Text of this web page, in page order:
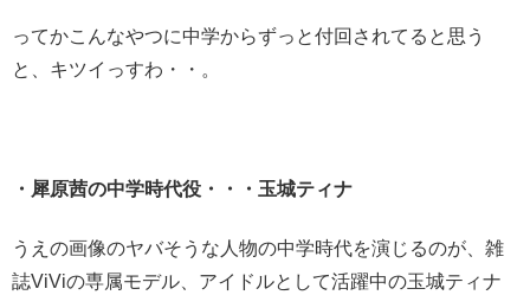
ってかこんなやつに中学からずっと付回されてると思う
と、キツイっすわ・・。
・犀原茜の中学時代役・・・玉城ティナ
うえの画像のヤバそうな人物の中学時代を演じるのが、雑
誌ViViの専属モデル、アイドルとして活躍中の玉城ティナ